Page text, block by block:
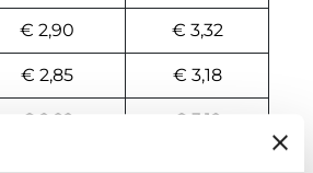
€ 2,90 € 3,32
€ 2,85 € 3,18
€ 2,82 € 3,12